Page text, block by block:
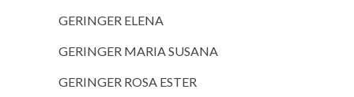
GERINGER ELENA
GERINGER MARIA SUSANA
GERINGER ROSA ESTER